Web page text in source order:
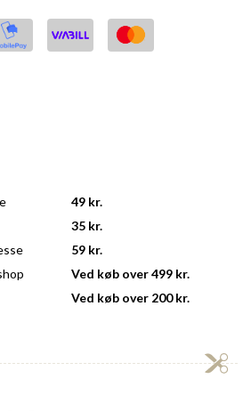
49 kr.
35 kr.
59 kr.
Ved køb over 499 kr.
Ved køb over 200 kr.